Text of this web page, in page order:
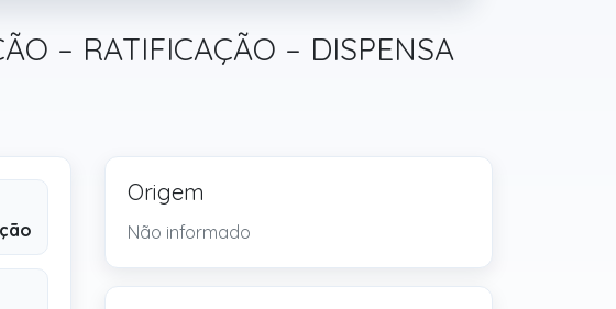
– RATIFICAÇÃO – DISPENSA
Origem
Não informado